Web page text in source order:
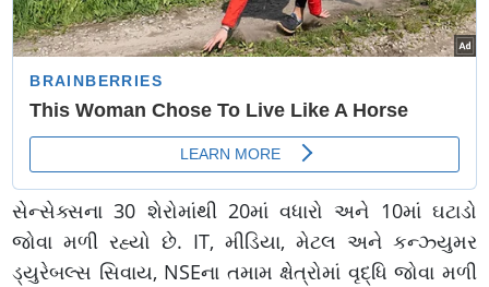
સેન્સેક્સના 30 શેરોમાંથી 20માં વધારો અને 10માં ઘટાડો
જોવા મળી રહ્યો છે. IT, મીડિયા, મેટલ અને કન્ઝ્યુમર
ડ્યુરેબલ્સ સિવાય, NSEના તમામ ક્ષેત્રોમાં વૃદ્ધિ જોવા મળી